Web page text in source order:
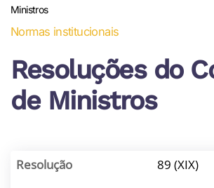
Ministros
Normas institucionais
Resoluções do
de Ministros
89 (XIX)